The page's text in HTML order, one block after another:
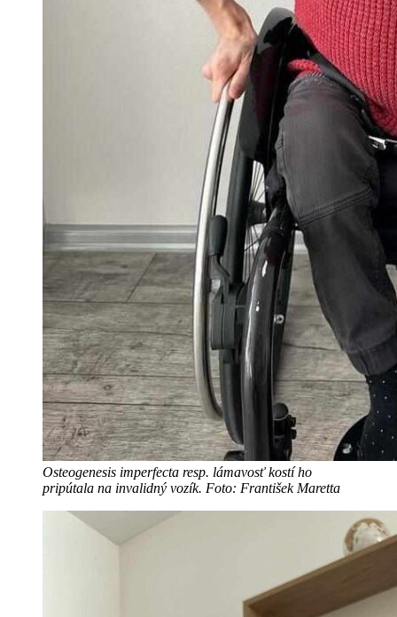
Osteogenesis imperfecta resp. lámavosť kostí ho
pripútala na invalidný vozík. Foto: František Maretta